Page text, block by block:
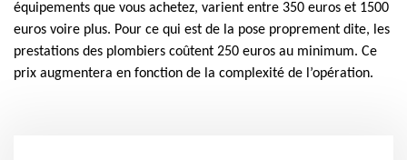
équipements que vous achetez, varient entre 350 euros et 1500
euros voire plus. Pour ce qui est de la pose proprement dite, les
prestations des plombiers coûtent 250 euros au minimum. Ce
prix augmentera en fonction de la complexité de l’opération.